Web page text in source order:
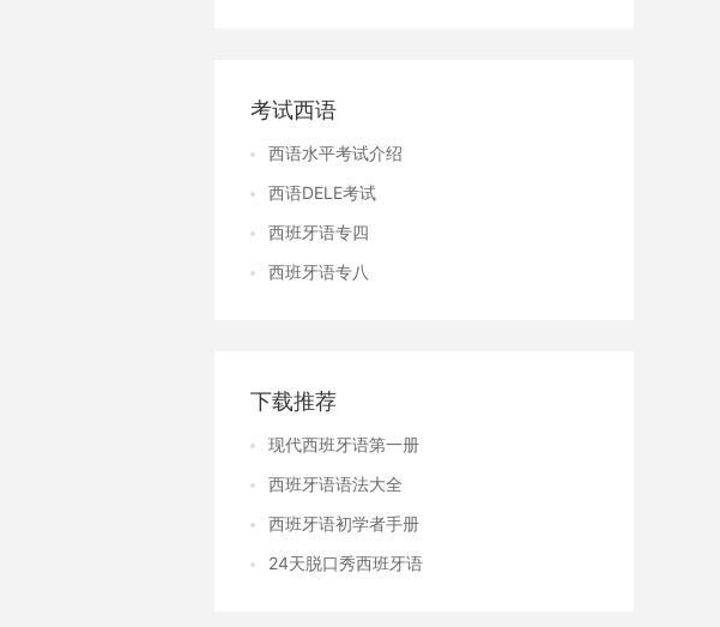
考试西语
西语水平考试介绍
西语DELE考试
西班牙语专四
西班牙语专八
下载推荐
现代西班牙语第一册
西班牙语语法大全
西班牙语初学者手册
24天脱口秀西班牙语